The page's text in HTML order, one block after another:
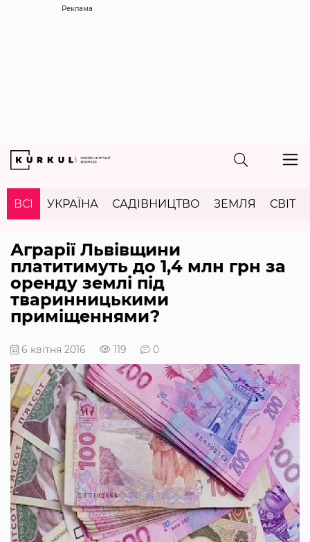
Реклама
ВСІ УКРАЇНА САДІВНИЦТВО ЗЕМЛЯ СВІТ
Аграрії Львівщини
платитимуть до 1,4 млн грн за
оренду землі під
тваринницькими
приміщеннями?
6 квітня 2016 119 0